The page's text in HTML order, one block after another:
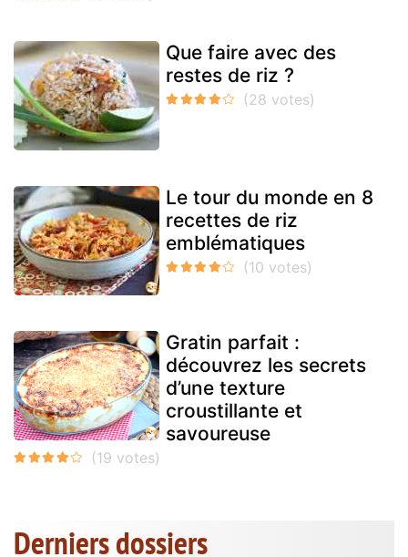
Que faire avec des
restes de riz ?
Le tour du monde en 8
recettes de riz
emblématiques
Gratin parfait :
découvrez les secrets
d’une texture
croustillante et
savoureuse
Derniers dossiers